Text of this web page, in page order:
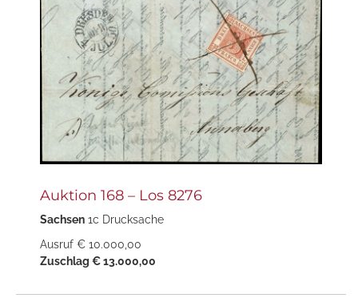
Auktion 168 – Los 8276
Sachsen 1c Drucksache
Ausruf € 10.000,00
Zuschlag € 13.000,00